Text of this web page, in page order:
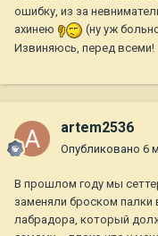
ошибку, из за
ахинею
(ну уж
Извиняюсь, перед всеми!
artem2536
Опубликовано 6
В прошлом году мы
заменяли броском
лабрадора, который